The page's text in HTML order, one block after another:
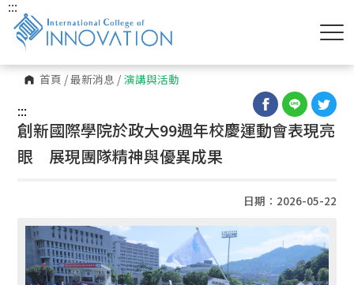
首頁 /最新消息 / 演講與活動
:::
:::
創新國際學院於政大99週年校慶運動會表現亮
眼 展現團隊精神與優異成果
日期：2026-05-22